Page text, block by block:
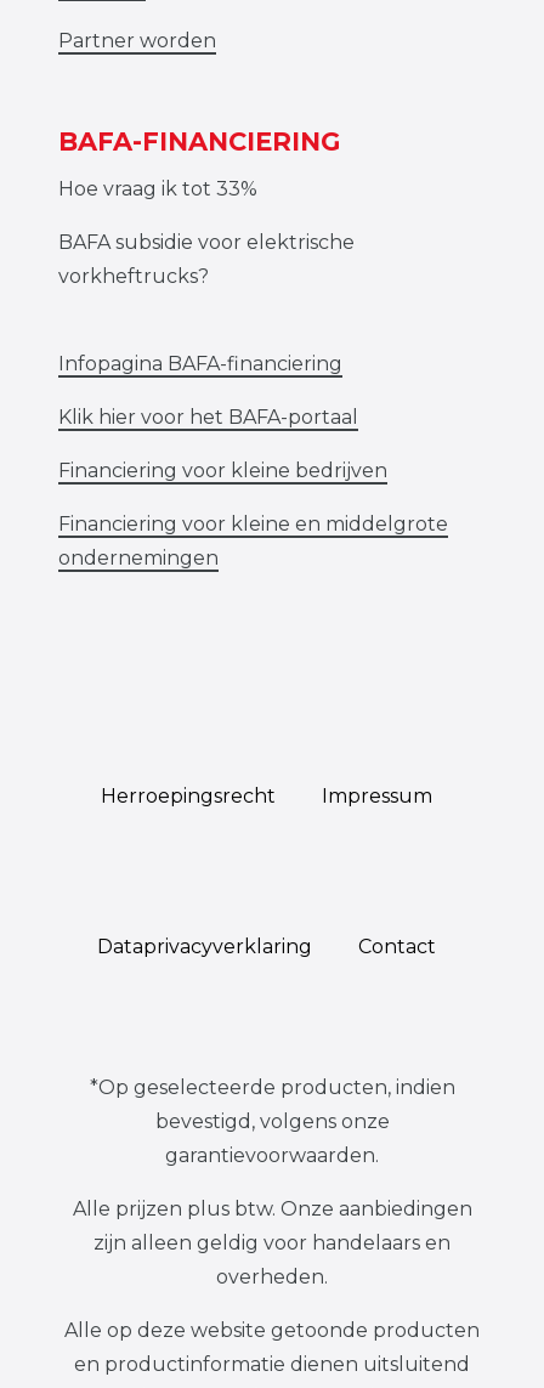
Partner worden
BAFA-FINANCIERING
Hoe vraag ik tot 33%
BAFA subsidie voor elektrische
vorkheftrucks?
Infopagina BAFA-financiering
Klik hier voor het BAFA-portaal
Financiering voor kleine bedrijven
Financiering voor kleine en middelgrote
ondernemingen
Herroepings­recht Impressum
Data­privacy­verklaring Contact
*Op geselecteerde producten, indien
bevestigd, volgens onze
garantievoorwaarden.
Alle prijzen plus btw. Onze aanbiedingen
zijn alleen geldig voor handelaars en
overheden.
Alle op deze website getoonde producten
en productinformatie dienen uitsluitend